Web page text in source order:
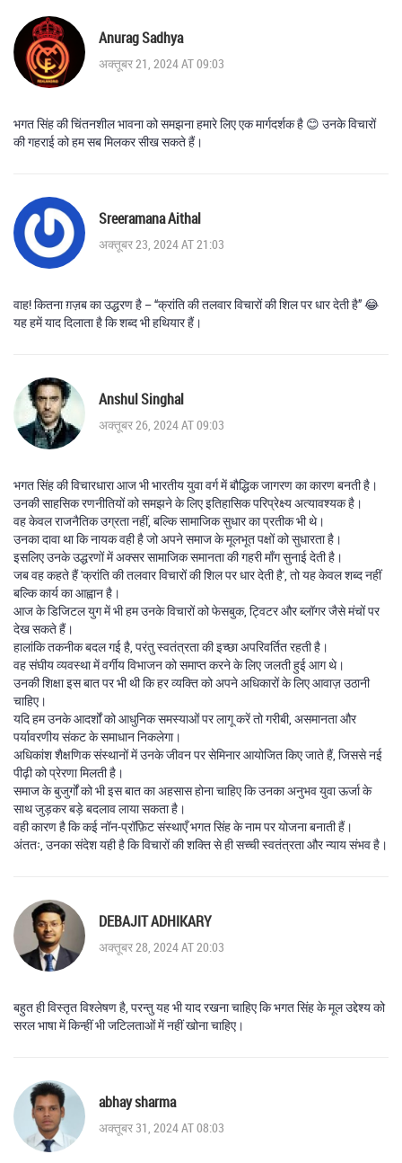
Anurag Sadhya
अक्तूबर 21, 2024 AT 09:03
भगत सिंह की चिंतनशील भावना को समझना हमारे लिए एक मार्गदर्शक है 😊 उनके विचारों
की गहराई को हम सब मिलकर सीख सकते हैं।
Sreeramana Aithal
अक्तूबर 23, 2024 AT 21:03
वाह! कितना ग़ज़ब का उद्धरण है – “क्रांति की तलवार विचारों की शिल पर धार देती है” 😂
यह हमें याद दिलाता है कि शब्द भी हथियार हैं।
Anshul Singhal
अक्तूबर 26, 2024 AT 09:03
भगत सिंह की विचारधारा आज भी भारतीय युवा वर्ग में बौद्धिक जागरण का कारण बनती है।
उनकी साहसिक रणनीतियों को समझने के लिए इतिहासिक परिप्रेक्ष्य अत्यावश्यक है।
वह केवल राजनैतिक उग्रता नहीं, बल्कि सामाजिक सुधार का प्रतीक भी थे।
उनका दावा था कि नायक वही है जो अपने समाज के मूलभूत पक्षों को सुधारता है।
इसलिए उनके उद्धरणों में अक्सर सामाजिक समानता की गहरी माँग सुनाई देती है।
जब वह कहते हैं 'क्रांति की तलवार विचारों की शिल पर धार देती है', तो यह केवल शब्द नहीं
बल्कि कार्य का आह्वान है।
आज के डिजिटल युग में भी हम उनके विचारों को फेसबुक, ट्विटर और ब्लॉगर जैसे मंचों पर
देख सकते हैं।
हालांकि तकनीक बदल गई है, परंतु स्वतंत्रता की इच्छा अपरिवर्तित रहती है।
वह संघीय व्यवस्था में वर्गीय विभाजन को समाप्त करने के लिए जलती हुई आग थे।
उनकी शिक्षा इस बात पर भी थी कि हर व्यक्ति को अपने अधिकारों के लिए आवाज़ उठानी
चाहिए।
यदि हम उनके आदर्शों को आधुनिक समस्याओं पर लागू करें तो गरीबी, असमानता और
पर्यावरणीय संकट के समाधान निकलेगा।
अधिकांश शैक्षणिक संस्थानों में उनके जीवन पर सेमिनार आयोजित किए जाते हैं, जिससे नई
पीढ़ी को प्रेरणा मिलती है।
समाज के बुजुर्गों को भी इस बात का अहसास होना चाहिए कि उनका अनुभव युवा ऊर्जा के
साथ जुड़कर बड़े बदलाव लाया सकता है।
वही कारण है कि कई नॉन-प्रॉफ़िट संस्थाएँ भगत सिंह के नाम पर योजना बनाती हैं।
अंततः, उनका संदेश यही है कि विचारों की शक्ति से ही सच्ची स्वतंत्रता और न्याय संभव है।
DEBAJIT ADHIKARY
अक्तूबर 28, 2024 AT 20:03
बहुत ही विस्तृत विश्लेषण है, परन्तु यह भी याद रखना चाहिए कि भगत सिंह के मूल उद्देश्य को
सरल भाषा में किन्हीं भी जटिलताओं में नहीं खोना चाहिए।
abhay sharma
अक्तूबर 31, 2024 AT 08:03